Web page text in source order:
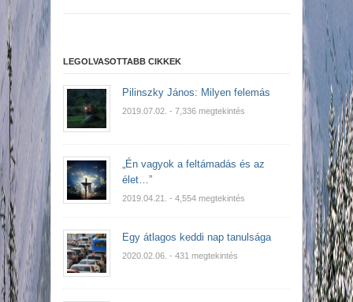
LEGOLVASOTTABB CIKKEK
Pilinszky János: Milyen felemás
2019.07.02. - 7,336 megtekintés
„Én vagyok a feltámadás és az
élet…”
2019.04.21. - 4,554 megtekintés
Egy átlagos keddi nap tanulsága
2020.02.06. - 431 megtekintés